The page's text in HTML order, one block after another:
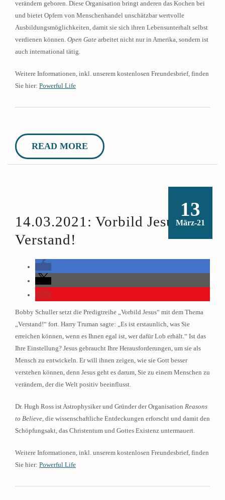
verändern geboren. Diese Organisation bringt anderen das Kochen bei
und bietet Opfern von Menschenhandel unschätzbar wertvolle
Ausbildungsmöglichkeiten, damit sie sich ihren Lebensunterhalt selbst
verdienen können. Open Gate arbeitet nicht nur in Amerika, sondern ist
auch international tätig.
Weitere Informationen, inkl. unserem kostenlosen Freundesbrief, finden
Sie hier: Powerful Life
READ MORE
13
März-21
14.03.2021: Vorbild Jesus:
Verstand!
Bobby Schuller setzt die Predigtreihe „Vorbild Jesus“ mit dem Thema
„Verstand!“ fort. Harry Truman sagte: „Es ist erstaunlich, was Sie
erreichen können, wenn es Ihnen egal ist, wer dafür Lob erhält.“ Ist das
Ihre Einstellung? Jesus gebraucht Ihre Herausforderungen, um sie als
Mensch zu entwickeln. Er will ihnen zeigen, wie sie Gott besser
verstehen können, denn Jesus geht es darum, Sie zu einem Menschen zu
verändern, der die Welt positiv beeinflusst.
Dr. Hugh Ross ist Astrophysiker und Gründer der Organisation Reasons
to Believe, die wissenschaftliche Entdeckungen erforscht und damit den
Schöpfungsakt, das Christentum und Gottes Existenz untermauert.
Weitere Informationen, inkl. unserem kostenlosen Freundesbrief, finden
Sie hier: Powerful Life